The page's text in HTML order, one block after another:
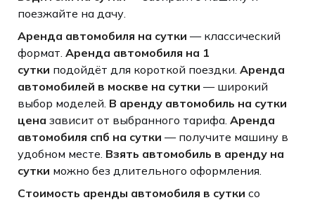
поезжайте на дачу.
Аренда автомобиля на сутки — классический
формат. Аренда автомобиля на 1
сутки подойдёт для короткой поездки. Аренда
автомобилей в москве на сутки — широкий
выбор моделей. В аренду автомобиль на сутки
ценазависит от выбранного тарифа. Аренда
автомобиля спб на сутки — получите машину в
удобном месте. Взять автомобиль в аренду на
сутки можно без длительного оформления.
Стоимость аренды автомобиля в сутки со